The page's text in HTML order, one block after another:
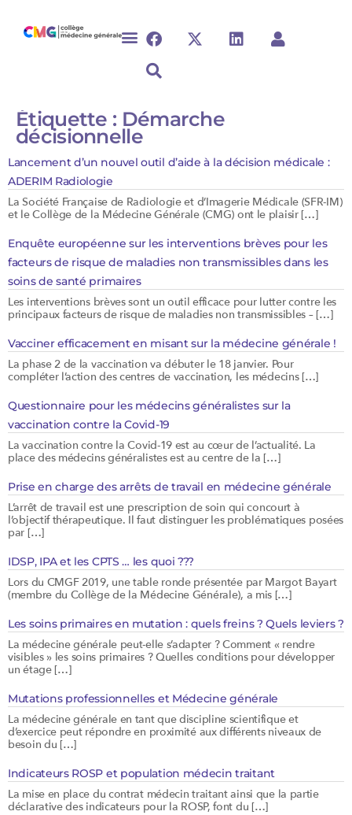
Étiquette : Démarche
décisionnelle
Lancement d’un nouvel outil d’aide à la décision médicale :
ADERIM Radiologie
La Société Française de Radiologie et d’Imagerie Médicale (SFR-IM)
et le Collège de la Médecine Générale (CMG) ont le plaisir […]
Enquête européenne sur les interventions brèves pour les
facteurs de risque de maladies non transmissibles dans les
soins de santé primaires
Les interventions brèves sont un outil efficace pour lutter contre les
principaux facteurs de risque de maladies non transmissibles – […]
Vacciner efficacement en misant sur la médecine générale !
La phase 2 de la vaccination va débuter le 18 janvier. Pour
compléter l’action des centres de vaccination, les médecins […]
Questionnaire pour les médecins généralistes sur la
vaccination contre la Covid-19
La vaccination contre la Covid-19 est au cœur de l’actualité. La
place des médecins généralistes est au centre de la […]
Prise en charge des arrêts de travail en médecine générale
L’arrêt de travail est une prescription de soin qui concourt à
l’objectif thérapeutique. Il faut distinguer les problématiques posées
par […]
IDSP, IPA et les CPTS … les quoi ???
Lors du CMGF 2019, une table ronde présentée par Margot Bayart
(membre du Collège de la Médecine Générale), a mis […]
Les soins primaires en mutation : quels freins ? Quels leviers ?
La médecine générale peut-elle s’adapter ? Comment « rendre
visibles » les soins primaires ? Quelles conditions pour développer
un étage […]
Mutations professionnelles et Médecine générale
La médecine générale en tant que discipline scientifique et
d’exercice peut répondre en proximité aux différents niveaux de
besoin du […]
Indicateurs ROSP et population médecin traitant
La mise en place du contrat médecin traitant ainsi que la partie
déclarative des indicateurs pour la ROSP, font du […]